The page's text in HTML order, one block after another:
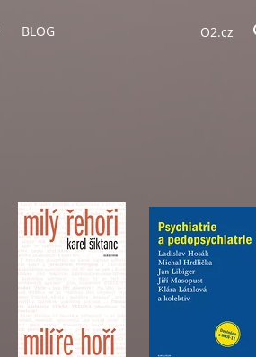
BLOG O2.cz